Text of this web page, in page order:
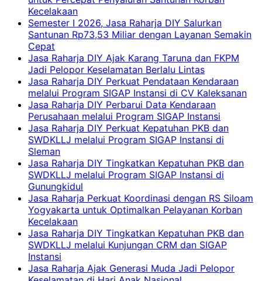
Kecelakaan
Semester I 2026, Jasa Raharja DIY Salurkan
Santunan Rp73,53 Miliar dengan Layanan Semakin
Cepat
Jasa Raharja DIY Ajak Karang Taruna dan FKPM
Jadi Pelopor Keselamatan Berlalu Lintas
Jasa Raharja DIY Perkuat Pendataan Kendaraan
melalui Program SIGAP Instansi di CV Kaleksanan
Jasa Raharja DIY Perbarui Data Kendaraan
Perusahaan melalui Program SIGAP Instansi
Jasa Raharja DIY Perkuat Kepatuhan PKB dan
SWDKLLJ melalui Program SIGAP Instansi di
Sleman
Jasa Raharja DIY Tingkatkan Kepatuhan PKB dan
SWDKLLJ melalui Program SIGAP Instansi di
Gunungkidul
Jasa Raharja Perkuat Koordinasi dengan RS Siloam
Yogyakarta untuk Optimalkan Pelayanan Korban
Kecelakaan
Jasa Raharja DIY Tingkatkan Kepatuhan PKB dan
SWDKLLJ melalui Kunjungan CRM dan SIGAP
Instansi
Jasa Raharja Ajak Generasi Muda Jadi Pelopor